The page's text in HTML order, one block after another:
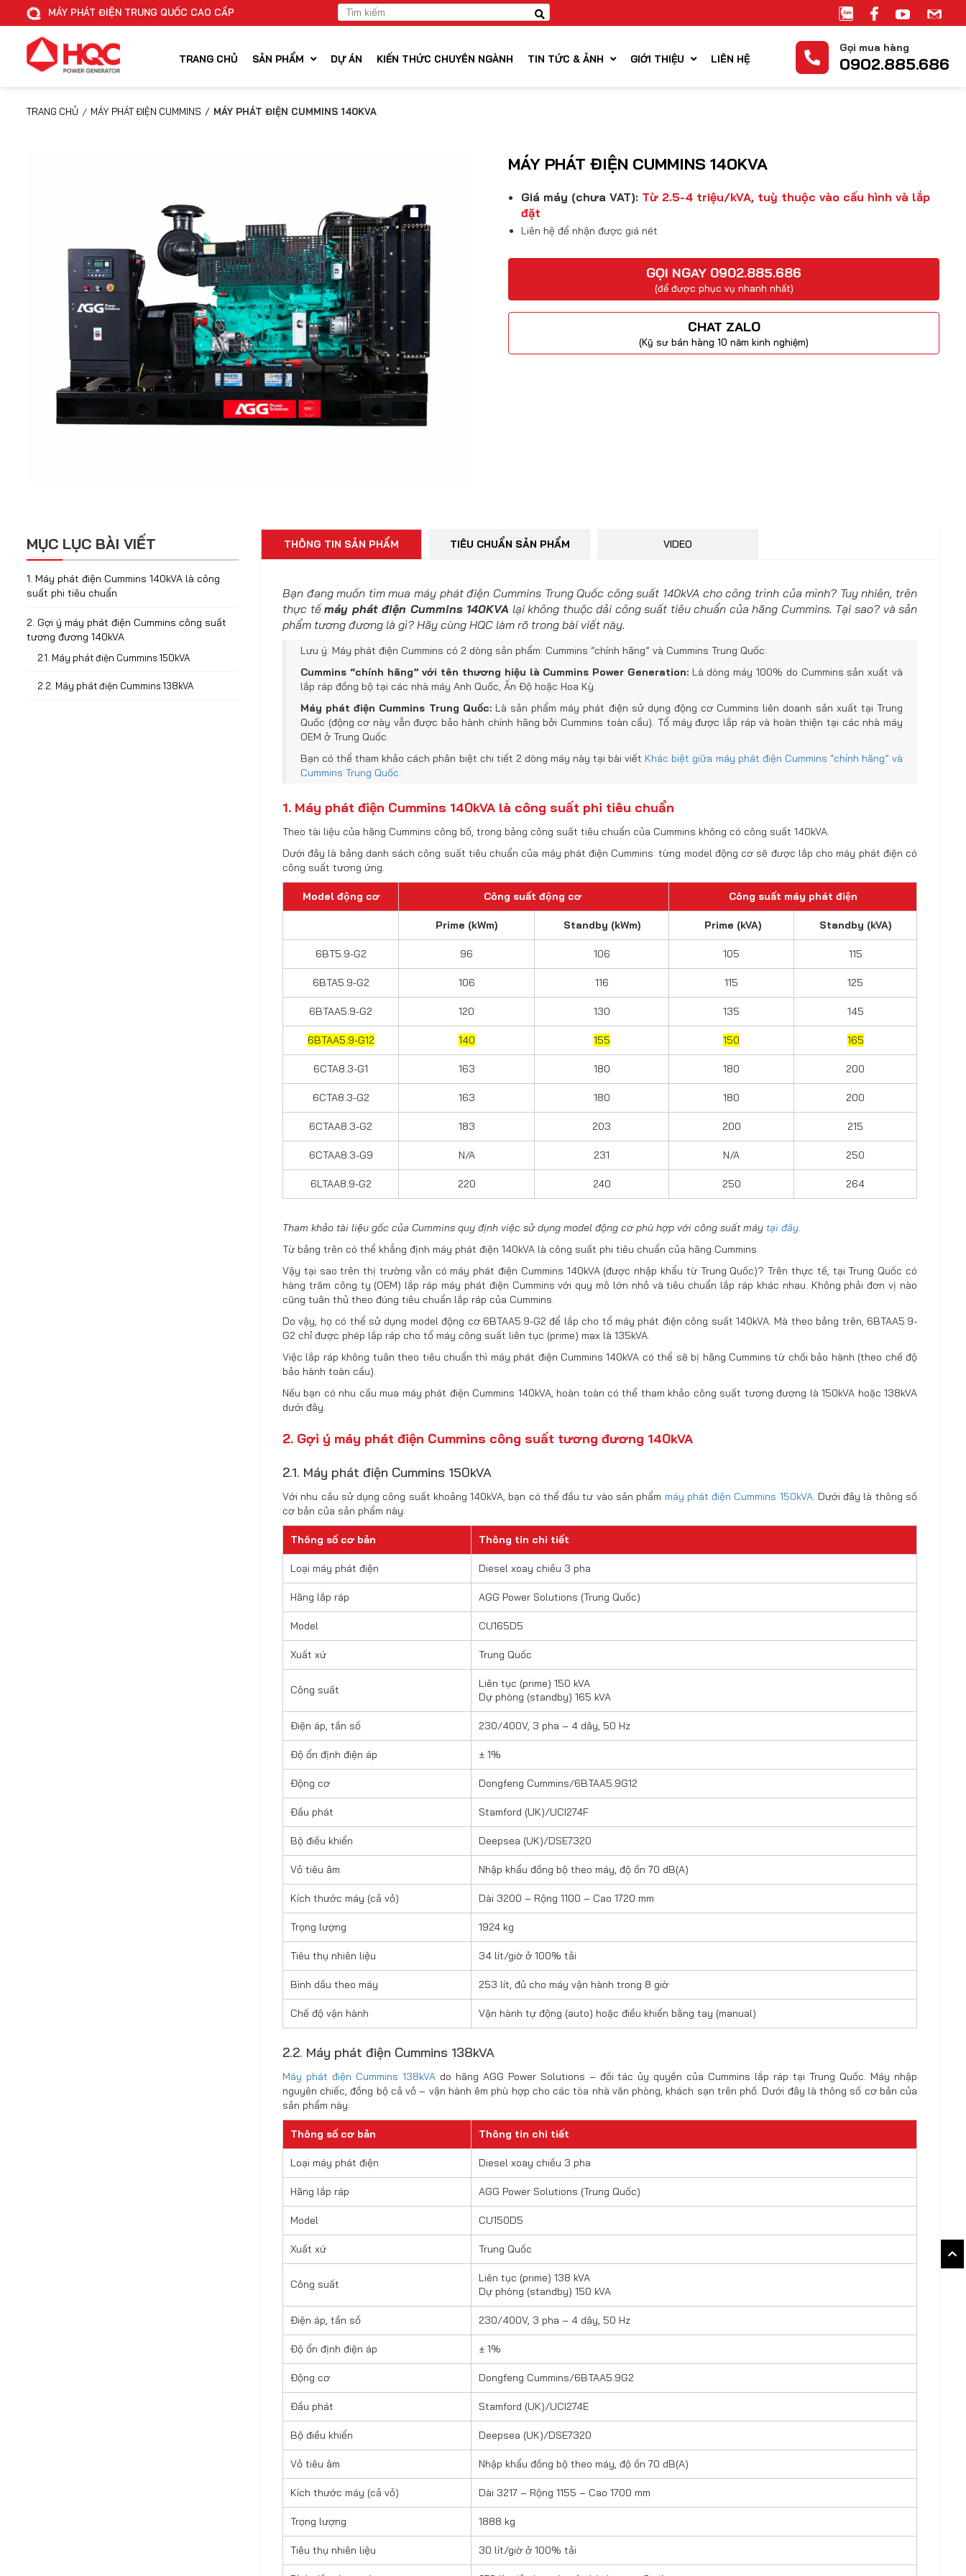
MÁY PHÁT ĐIỆN TRUNG QUỐC CAO CẤP
TRANG CHỦ SẢN PHẨM DỰ ÁN KIẾN THỨC CHUYÊN NGÀNH TIN TỨC & ẢNH GIỚI THIỆU LIÊN HỆ
Gọi mua hàng
0902.885.686
TRANG CHỦ / MÁY PHÁT ĐIỆN CUMMINS / MÁY PHÁT ĐIỆN CUMMINS 140KVA
MÁY PHÁT ĐIỆN CUMMINS 140KVA
Giá máy (chưa VAT): Từ 2.5-4 triệu/kVA, tuỳ thuộc vào cấu hình và lắp
đặt
Liên hệ để nhận được giá nét
GỌI NGAY 0902.885.686
(để được phục vụ nhanh nhất)
CHAT ZALO
(Kỹ sư bán hàng 10 năm kinh nghiệm)
MỤC LỤC BÀI VIẾT
1. Máy phát điện Cummins 140kVA là công
suất phi tiêu chuẩn
2. Gợi ý máy phát điện Cummins công suất
tương đương 140kVA
2.1. Máy phát điện Cummins 150kVA
2.2. Máy phát điện Cummins 138kVA
THÔNG TIN SẢN PHẨM TIÊU CHUẨN SẢN PHẨM VIDEO
Bạn đang muốn tìm mua máy phát điện Cummins Trung Quốc công suất 140kVA cho công trình của mình? Tuy nhiên, trên
thực tếmáy phát điện Cummins 140KVA lại không thuộc dải công suất tiêu chuẩn của hãng Cummins. Tại sao? và sản
phẩm tương đương là gì? Hãy cùng HQC làm rõ trong bài viết này.
Lưu ý: Máy phát điện Cummins có 2 dòng sản phẩm: Cummins “chính hãng” và Cummins Trung Quốc:
Cummins “chính hãng” với tên thương hiệu là Cummins Power Generation:Là dòng máy 100% do Cummins sản xuất và
lắp ráp đồng bộ tại các nhà máy Anh Quốc, Ấn Độ hoặc Hoa Kỳ.
Máy phát điện Cummins Trung Quốc:Là sản phẩm máy phát điện sử dụng động cơ Cummins liên doanh sản xuất tại Trung
Quốc (động cơ này vẫn được bảo hành chính hãng bởi Cummins toàn cầu). Tổ máy được lắp ráp và hoàn thiện tại các nhà máy
OEM ở Trung Quốc.
Bạn có thể tham khảo cách phân biệt chi tiết 2 dòng máy này tại bài viết Khác biệt giữa máy phát điện Cummins “chính hãng” và
Cummins Trung Quốc.
1. Máy phát điện Cummins 140kVA là công suất phi tiêu chuẩn
Theo tài liệu của hãng Cummins công bố, trong bảng công suất tiêu chuẩn của Cummins không có công suất 140kVA.
Dưới đây là bảng danh sách công suất tiêu chuẩn của máy phát điện Cummins: từng model động cơ sẽ được lắp cho máy phát điện có
công suất tương ứng.
Model động cơ Công suất động cơ Công suất máy phát điện
Prime (kWm) Standby (kWm) Prime (kVA) Standby (kVA)
6BT5.9-G2 96 106 105 115
6BTA5.9-G2 106 116 115 125
6BTAA5.9-G2 120 130 135 145
6BTAA5.9-G12 140 155 150 165
6CTA8.3-G1 163 180 180 200
6CTA8.3-G2 163 180 180 200
6CTAA8.3-G2 183 203 200 215
6CTAA8.3-G9 N/A 231 N/A 250
6LTAA8.9-G2 220 240 250 264
Tham khảo tài liệu gốc của Cummins quy định việc sử dụng model động cơ phù hợp với công suất máy tại đây.
Từ bảng trên có thể khẳng định máy phát điện 140kVA là công suất phi tiêu chuẩn của hãng Cummins.
Vậy tại sao trên thị trường vẫn có máy phát điện Cummins 140kVA (được nhập khẩu từ Trung Quốc)? Trên thực tế, tại Trung Quốc có
hàng trăm công ty (OEM) lắp ráp máy phát điện Cummins với quy mô lớn nhỏ và tiêu chuẩn lắp ráp khác nhau. Không phải đơn vị nào
cũng tuân thủ theo đúng tiêu chuẩn lắp ráp của Cummins.
Do vậy, họ có thể sử dụng model động cơ 6BTAA5.9-G2 để lắp cho tổ máy phát điện công suất 140kVA. Mà theo bảng trên, 6BTAA5.9-
G2 chỉ được phép lắp ráp cho tổ máy công suất liên tục (prime) max là 135kVA.
Việc lắp ráp không tuân theo tiêu chuẩn thì máy phát điện Cummins 140kVA có thể sẽ bị hãng Cummins từ chối bảo hành (theo chế độ
bảo hành toàn cầu).
Nếu bạn có nhu cầu mua máy phát điện Cummins 140kVA, hoàn toàn có thể tham khảo công suất tương đương là 150kVA hoặc 138kVA
dưới đây.
2. Gợi ý máy phát điện Cummins công suất tương đương 140kVA
2.1. Máy phát điện Cummins 150kVA
Với nhu cầu sử dụng công suất khoảng 140kVA, bạn có thể đầu tư vào sản phẩm máy phát điện Cummins 150kVA. Dưới đây là thông số
cơ bản của sản phẩm này:
Thông số cơ bản Thông tin chi tiết
Loại máy phát điện Diesel xoay chiều 3 pha
Hãng lắp ráp AGG Power Solutions (Trung Quốc)
Model CU165D5
Xuất xứ Trung Quốc
Công suất
Liên tục (prime) 150 kVA
Dự phòng (standby) 165 kVA
Điện áp, tần số 230/400V, 3 pha – 4 dây, 50 Hz
Độ ổn định điện áp ± 1%
Động cơ Dongfeng Cummins/6BTAA5.9G12
Đầu phát Stamford (UK)/UCI274F
Bộ điều khiển Deepsea (UK)/DSE7320
Vỏ tiêu âm Nhập khẩu đồng bộ theo máy, độ ồn 70 dB(A)
Kích thước máy (cả vỏ) Dài 3200 – Rộng 1100 – Cao 1720 mm
Trọng lượng 1924 kg
Tiêu thụ nhiên liệu 34 lít/giờ ở 100% tải
Bình dầu theo máy 253 lít, đủ cho máy vận hành trong 8 giờ
Chế độ vận hành Vận hành tự động (auto) hoặc điều khiển bằng tay (manual)
2.2. Máy phát điện Cummins 138kVA
Máy phát điện Cummins 138kVAdo hãng AGG Power Solutions – đối tác ủy quyền của Cummins lắp ráp tại Trung Quốc. Máy nhập
nguyên chiếc, đồng bộ cả vỏ – vận hành êm phù hợp cho các tòa nhà văn phòng, khách sạn trên phố. Dưới đây là thông số cơ bản của
sản phẩm này:
Thông số cơ bản Thông tin chi tiết
Loại máy phát điện Diesel xoay chiều 3 pha
Hãng lắp ráp AGG Power Solutions (Trung Quốc)
Model CU150D5
Xuất xứ Trung Quốc
Công suất
Liên tục (prime) 138 kVA
Dự phòng (standby) 150 kVA
Điện áp, tần số 230/400V, 3 pha – 4 dây, 50 Hz
Độ ổn định điện áp ± 1%
Động cơ Dongfeng Cummins/6BTAA5.9G2
Đầu phát Stamford (UK)/UCI274E
Bộ điều khiển Deepsea (UK)/DSE7320
Vỏ tiêu âm Nhập khẩu đồng bộ theo máy, độ ồn 70 dB(A)
Kích thước máy (cả vỏ) Dài 3217 – Rộng 1155 – Cao 1700 mm
Trọng lượng 1888 kg
Tiêu thụ nhiên liệu 30 lít/giờ ở 100% tải